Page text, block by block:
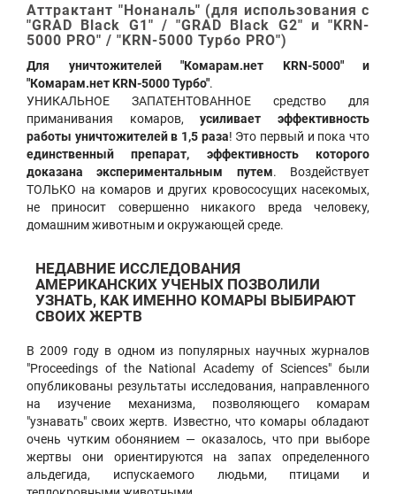
Аттрактант "Нонаналь" (для использования с
"GRAD Black G1" / "GRAD Black G2" и "KRN-
5000 PRO" / "KRN-5000 Турбо PRO")
Для уничтожителей "Комарам.нет KRN-5000" и
"Комарам.нет KRN-5000 Турбо".
УНИКАЛЬНОЕ ЗАПАТЕНТОВАННОЕ средство для
приманивания комаров,усиливает эффективность
работы уничтожителей в 1,5 раза! Это первый и пока что
единственный препарат, эффективность которого
доказана экспериментальным путем. Воздействует
ТОЛЬКО на комаров и других кровососущих насекомых,
не приносит совершенно никакого вреда человеку,
домашним животным и окружающей среде.
НЕДАВНИЕ ИССЛЕДОВАНИЯ
АМЕРИКАНСКИХ УЧЕНЫХ ПОЗВОЛИЛИ
УЗНАТЬ, КАК ИМЕННО КОМАРЫ ВЫБИРАЮТ
СВОИХ ЖЕРТВ
В 2009 году в одном из популярных научных журналов
"Proceedings of the National Academy of Sciences" были
опубликованы результаты исследования, направленного
на изучение механизма, позволяющего комарам
"узнавать" своих жертв. Известно, что комары обладают
очень чутким обонянием — оказалось, что при выборе
жертвы они ориентируются на запах определенного
альдегида, испускаемого людьми, птицами и